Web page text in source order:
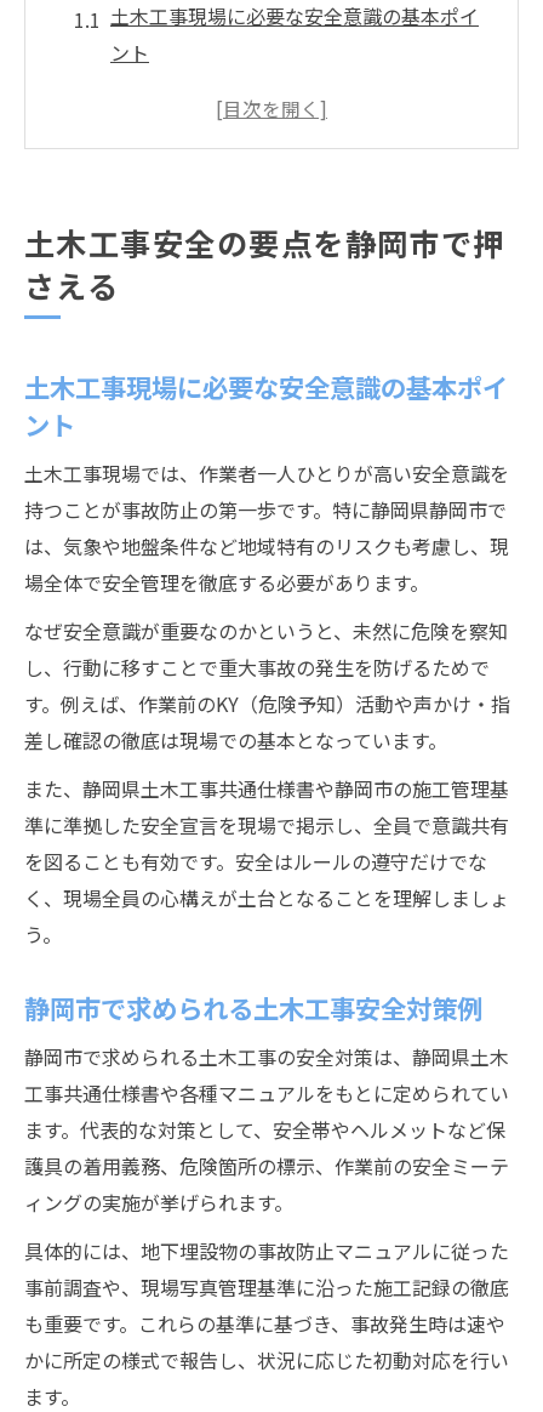
土木工事現場に必要な安全意識の基本ポイ
ント
静岡市で求められる土木工事安全対策例
静岡県の基準から学ぶ土木工事の実務
静岡県土木工事施工管理基準の活用方法
き方
地下埋設物事故防止マニュアルの重要事項
静岡県写真管理基準が現場にもたらす利点
安全確保に役立つ静岡市の土木管理法
静岡市施工管理基準で進める土木安全
土木事故時に求められる安全作業宣言の実
践
土木管理法を活用したリスク低減策の工夫
土木工事現場の安全管理体制強化のポイン
ト
静岡市の監督員と元請の責任範囲を明確化
事故予防へ静岡県共通仕様書を活かす
土木工事共通仕様書で事故予防を徹底する
現場点検で見逃さない土木事故リスク
土木工事安全作業宣言の具体的運用ポイン
ト
静岡市の土木現場で実践する安全手順
土木工事現場で実践する日常安全点検法
安全パトロールを活かした土木現場改善策
静岡市土木工事で守るべき作業手順の要点
土木工事における再発防止策の実効性評価
土木工事安全の要点を静岡市で押
さえる
土木工事現場に必要な安全意識の基本ポイ
ント
土木工事現場では、作業者一人ひとりが高い安全意識を
持つことが事故防止の第一歩です。特に静岡県静岡市で
は、気象や地盤条件など地域特有のリスクも考慮し、現
場全体で安全管理を徹底する必要があります。
なぜ安全意識が重要なのかというと、未然に危険を察知
し、行動に移すことで重大事故の発生を防げるためで
す。例えば、作業前のKY（危険予知）活動や声かけ・指
差し確認の徹底は現場での基本となっています。
また、静岡県土木工事共通仕様書や静岡市の施工管理基
準に準拠した安全宣言を現場で掲示し、全員で意識共有
を図ることも有効です。安全はルールの遵守だけでな
く、現場全員の心構えが土台となることを理解しましょ
う。
静岡市で求められる土木工事安全対策例
静岡市で求められる土木工事の安全対策は、静岡県土木
工事共通仕様書や各種マニュアルをもとに定められてい
ます。代表的な対策として、安全帯やヘルメットなど保
護具の着用義務、危険箇所の標示、作業前の安全ミーテ
ィングの実施が挙げられます。
具体的には、地下埋設物の事故防止マニュアルに従った
事前調査や、現場写真管理基準に沿った施工記録の徹底
も重要です。これらの基準に基づき、事故発生時は速や
かに所定の様式で報告し、状況に応じた初動対応を行い
ます。